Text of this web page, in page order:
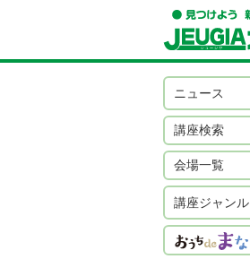
ニュース
講座検索
会場一覧
講座ジャンル